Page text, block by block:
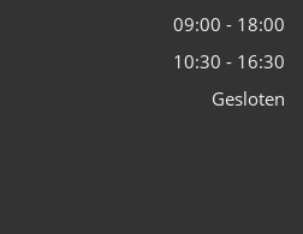
09:00 - 18:00
10:30 - 16:30
Gesloten